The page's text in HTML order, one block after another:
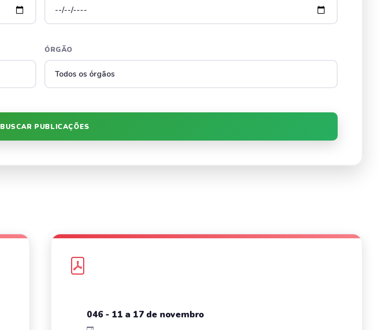
ÓRGÃO
BUSCAR PUBLICAÇÕES
046 - 11 a 17 de novembro